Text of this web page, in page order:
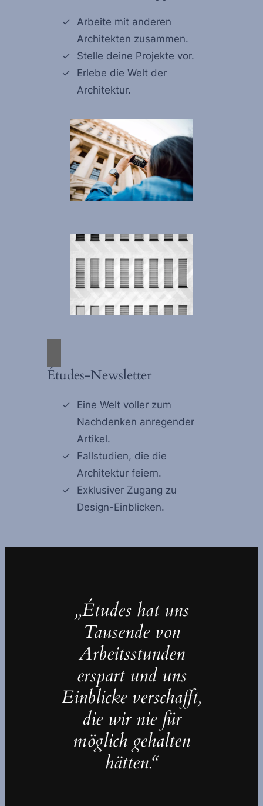
Arbeite mit anderen
Architekten zusammen.
Stelle deine Projekte vor.
Erlebe die Welt der
Architektur.
Études-Newsletter
Eine Welt voller zum
Nachdenken anregender
Artikel.
Fallstudien, die die
Architektur feiern.
Exklusiver Zugang zu
Design-Einblicken.
„Études hat uns
Tausende von
Arbeitsstunden
erspart und uns
Einblicke verschafft,
die wir nie für
möglich gehalten
hätten.“